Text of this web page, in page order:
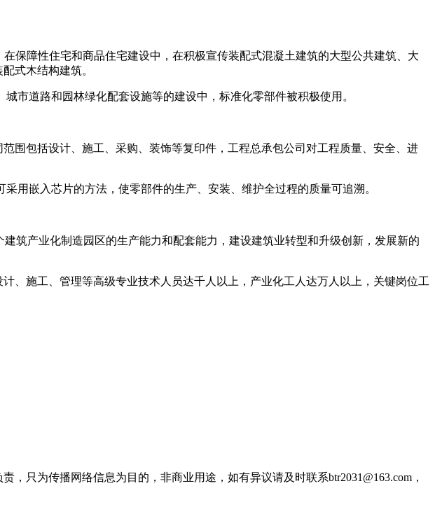
保障性住宅和商品住宅建设中，在积极宣传装配式混凝土建筑的大型公共建筑、大
式木结构建筑。
市道路和园林绿化配套设施等的建设中，标准化零部件被积极使用。
围包括设计、施工、采购、装饰等复印件，工程总承包公司对工程质量、安全、进
用嵌入芯片的方法，使零部件的生产、安装、维护全过程的质量可追溯。
筑产业化制造园区的生产能力和配套能力，建设建筑业转型和升级创新，发展新的
、施工、管理等高级专业技术人员达千人以上，产业化工人达万人以上，关键岗位工
只为传播网络信息为目的，非商业用途，如有异议请及时联系btr2031@163.com，